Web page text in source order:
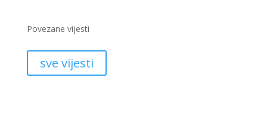
Povezane vijesti
sve vijesti